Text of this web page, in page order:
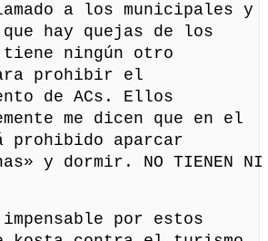
a los municipales y
hay quejas de los
ningún otro
prohibir el
de ACs. Ellos
me dicen que en el
prohibido aparcar
y dormir. NO TIENEN NI
por estos